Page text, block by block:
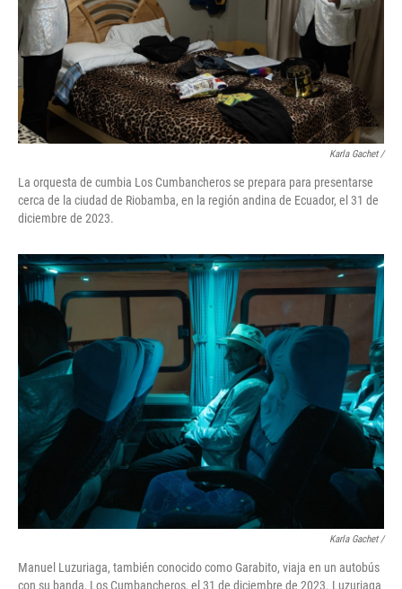
Karla Gachet/
La orquesta de cumbia Los Cumbancheros se prepara para presentarse
cerca de la ciudad de Riobamba, en la región andina de Ecuador, el 31 de
diciembre de 2023.
Karla Gachet/
Manuel Luzuriaga, también conocido como Garabito, viaja en un autobús
con su banda, Los Cumbancheros, el 31 de diciembre de 2023. Luzuriaga